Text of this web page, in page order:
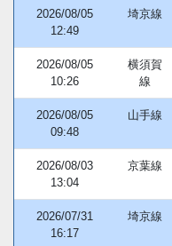
2026/08/05
12:49
埼京線
2026/08/05
10:26
横須賀
線
2026/08/05
09:48
山手線
2026/08/03
13:04
京葉線
2026/07/31
16:17
埼京線